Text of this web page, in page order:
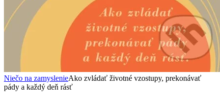
Niečo na zamyslenieAko zvládať životné vzostupy, prekonávať
pády a každý deň rásť